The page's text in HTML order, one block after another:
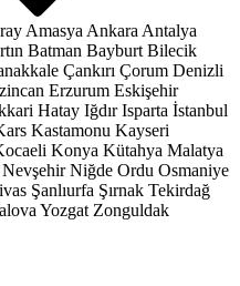
Amasya Ankara Antalya
Batman Bayburt Bilecik
Çankırı Çorum Denizli
Erzurum Eskişehir
Hatay Iğdır Isparta İstanbul
Kastamonu Kayseri
Konya Kütahya Malatya
Nevşehir Niğde Ordu Osmaniye
Şanlıurfa Şırnak Tekirdağ
Yozgat Zonguldak